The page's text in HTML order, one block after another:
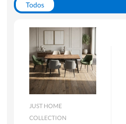
Todos
Escritorios y Sillas PC
Alfombras
JUST HOME
COLLECTION